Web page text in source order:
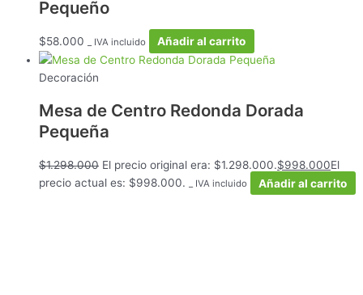
Pequeño
$58.000 _ IVA incluido Añadir al carrito
Decoración
Mesa de Centro Redonda Dorada
Pequeña
$1.298.000 El precio original era: $1.298.000.$998.000El
precio actual es: $998.000.
_ IVA incluido Añadir al carrito